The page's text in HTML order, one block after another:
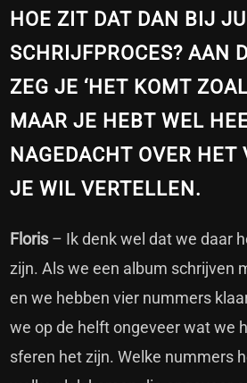
HOE ZIT DAT DAN BIJ
SCHRIJFPROCES? AAN
ZEG JE ‘HET KOMT
MAAR JE HEBT WEL
NAGEDACHT OVER HET
JE WIL VERTELLEN.
Floris – Ik denk wel dat we daar
zijn. Als we een album schrijven
en we hebben vier nummers
we op de helft ongeveer wat we
sferen het zijn. Welke nummers